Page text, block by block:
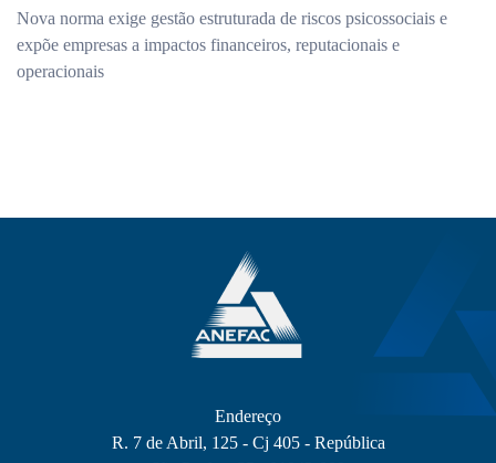
Nova norma exige gestão estruturada de riscos psicossociais e
expõe empresas a impactos financeiros, reputacionais e
operacionais
Endereço
R. 7 de Abril, 125 - Cj 405 - República